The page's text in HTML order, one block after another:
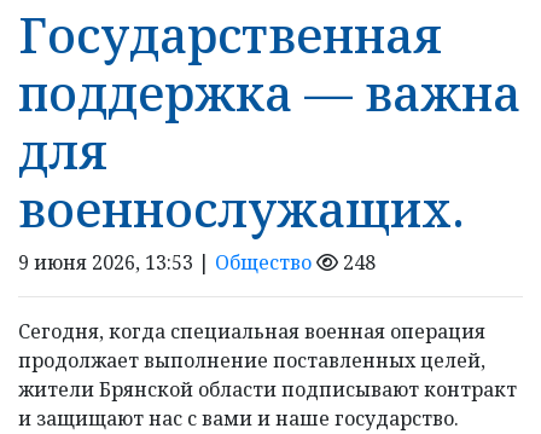
Государственная
поддержка — важна
для
военнослужащих.
9 июня 2026, 13:53 | Общество 248
Сегодня, когда специальная военная операция
продолжает выполнение поставленных целей,
жители Брянской области подписывают контракт
и защищают нас с вами и наше государство.